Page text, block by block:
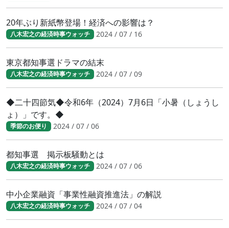
20年ぶり新紙幣登場！経済への影響は？
八木宏之の経済時事ウォッチ 2024 / 07 / 16
東京都知事選ドラマの結末
八木宏之の経済時事ウォッチ 2024 / 07 / 09
◆二十四節気◆令和6年（2024）7月6日「小暑（しょうし
ょ）」です。◆
季節のお便り 2024 / 07 / 06
都知事選 掲示板騒動とは
八木宏之の経済時事ウォッチ 2024 / 07 / 06
中小企業融資「事業性融資推進法」の解説
八木宏之の経済時事ウォッチ 2024 / 07 / 04